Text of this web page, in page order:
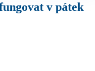
v pátek